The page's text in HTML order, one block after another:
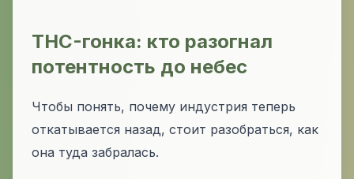
THC-гонка: кто разогнал
потентность до небес
Чтобы понять, почему индустрия теперь
откатывается назад, стоит разобраться, как
она туда забралась.